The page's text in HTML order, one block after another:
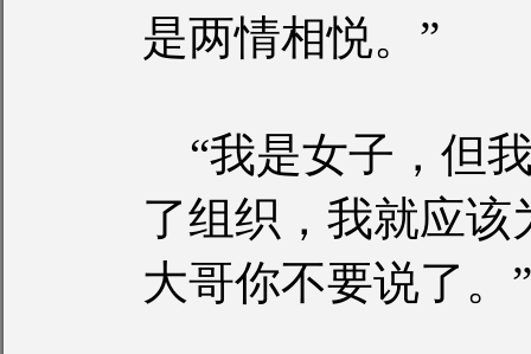
是两情相悦。”
“我是女子，但
了组织，我就应
大哥你不要说了。”